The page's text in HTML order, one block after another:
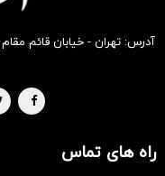
آدرس: تهران - خیابان قائم
راه های تماس